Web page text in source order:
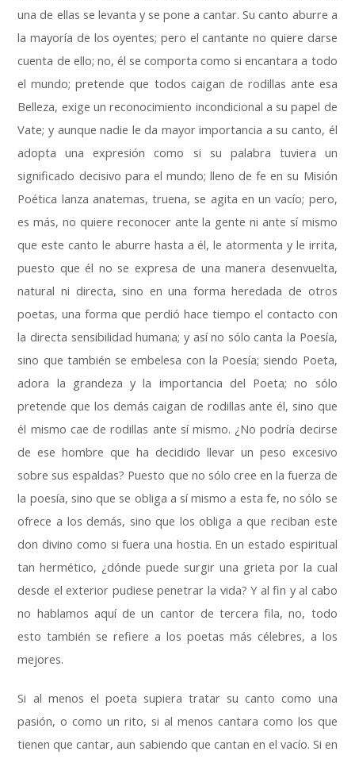
una de ellas se levanta y se pone a cantar.Su canto aburre a
la mayoría de los oyentes; pero el cantante no quiere darse
cuenta de ello; no, él se comporta como si encantara a todo
el mundo;pretende que todos caigan de rodillas ante esa
Belleza, exige un reconocimiento incondicional a su papel de
Vate; y aunque nadie le da mayor importancia a su canto, él
adopta una expresión como si su palabra tuviera un
significado decisivo para el mundo;lleno de fe en su Misión
Poética lanza anatemas,truena, se agita en un vacío; pero,
es más,no quiere reconocer ante la gente ni ante sí mismo
que este canto le aburre hasta a él,le atormenta y le irrita,
puesto que él no se expresa de una manera desenvuelta,
natural ni directa, sino en una forma heredada de otros
poetas,una forma que perdió hace tiempo el contacto con
la directa sensibilidad humana; y así no sólo canta la Poesía,
sino que también se embelesa con la Poesía; siendo Poeta,
adora la grandeza y la importancia del Poeta;no sólo
pretende que los demás caigan de rodillas ante él, sino que
él mismo cae de rodillas ante sí mismo. ¿No podría decirse
de ese hombre que ha decidido llevar un peso excesivo
sobre sus espaldas? Puesto que no sólo cree en la fuerza de
la poesía, sino que se obliga a sí mismo a esta fe,no sólo se
ofrece a los demás, sino que los obliga a que reciban este
don divino como si fuera una hostia. En un estado espiritual
tan hermético, ¿dónde puede surgir una grieta por la cual
desde el exterior pudiese penetrar la vida?Y al fin y al cabo
no hablamos aquí de un cantor de tercera fila,no, todo
esto también se refiere a los poetas más célebres, a los
mejores.
Si al menos el poeta supiera tratar su canto como una
pasión,o como un rito, si al menos cantara como los que
tienen que cantar,aun sabiendo que cantan en el vacío. Si en